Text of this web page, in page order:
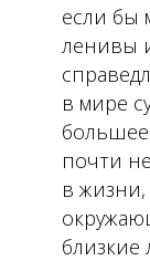
если бы
ленивы
в мире
почти
в жизни,